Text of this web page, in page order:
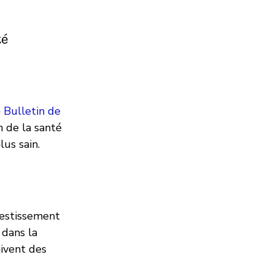
Bulletin de
de la santé
sain.
la
des